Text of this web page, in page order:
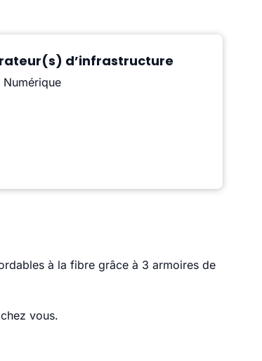
d’infrastructure
Numérique
à la fibre grâce à 3 armoires de
vous.